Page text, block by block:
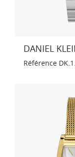
DANIEL
Référence